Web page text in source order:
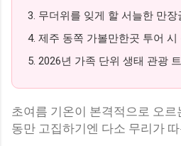
3. 무더위를 잊게 할 서늘한 만장
4. 제주 동쪽 가볼만한곳 투어 시
5. 2026년 가족 단위 생태 관광
초여름 기온이 본격적으로 오
동만 고집하기엔 다소 무리가 따